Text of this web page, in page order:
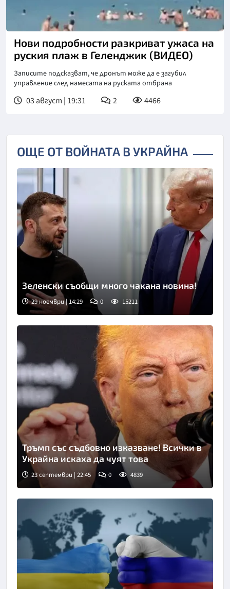
Нови подробности разкриват ужаса на
руския плаж в Геленджик (ВИДЕО)
Записите подсказват, че дронът може да е загубил
управление след намесата на руската отбрана
03 август | 19:31 2 4466
ОЩЕ ОТ ВОЙНАТА В УКРАЙНА
Зеленски съобщи много чакана новина!
29 ноември | 14:29 0 15211
Снимка: БТА
Тръмп със съдбовно изказване! Всички в
Украйна искаха да чуят това
23 септември | 22:45 0 4839